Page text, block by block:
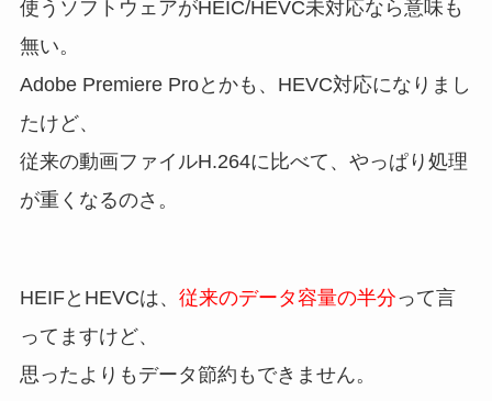
使うソフトウェアがHEIC/HEVC未対応なら意味も
無い。
Adobe Premiere Proとかも、HEVC対応になりまし
たけど、
従来の動画ファイルH.264に比べて、やっぱり処理
が重くなるのさ。
HEIFとHEVCは、 従来のデータ容量の半分って言
ってますけど、
思ったよりもデータ節約もできません。